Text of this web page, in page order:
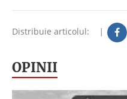
Distribuie articolul: |
OPINII